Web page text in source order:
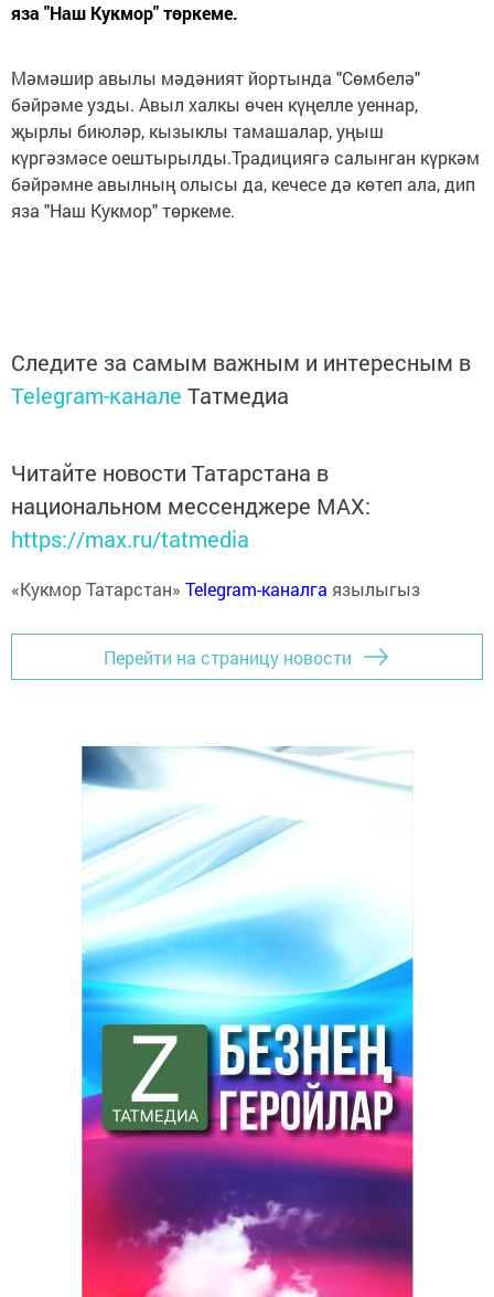
яза "Наш Кукмор" төркеме.
Мәмәшир авылы мәдәният йортында "Сөмбелә"
бәйрәме узды. Авыл халкы өчен күңелле уеннар,
җырлы биюләр, кызыклы тамашалар, уңыш
күргәзмәсе оештырылды.Традициягә салынган күркәм
бәйрәмне авылның олысы да, кечесе дә көтеп ала, дип
яза "Наш Кукмор" төркеме.
Следите за самым важным и интересным в
Telegram-канале Татмедиа
Читайте новости Татарстана в
национальном мессенджере MАХ:
https://max.ru/tatmedia
«Кукмор Татарстан» Telegram-каналга язылыгыз
Перейти на страницу новости